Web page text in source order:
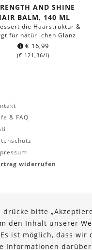
AND SHINE
BALM, 140 ML
die Haarstruktur &
für natürlichen Glanz
€ 16,99
(€ 121,36/l)
& FAQ
widerrufen
bitte
den Inhalt unserer
ist möglich, dass wir
Informationen